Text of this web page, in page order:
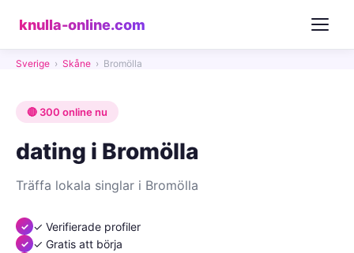
knulla-online.com
Sverige › Skåne › Bromölla
🔴 300 online nu
dating i Bromölla
Träffa lokala singlar i Bromölla
✓ Verifierade profiler
✓ Gratis att börja